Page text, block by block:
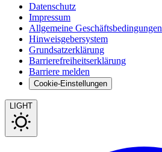
Datenschutz
Impressum
Allgemeine Geschäftsbedingungen
Hinweisgebersystem
Grundsatzerklärung
Barrierefreiheitserklärung
Barriere melden
Cookie-Einstellungen
LIGHT